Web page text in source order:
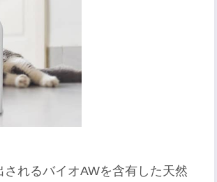
れるバイオAWを含有した天然